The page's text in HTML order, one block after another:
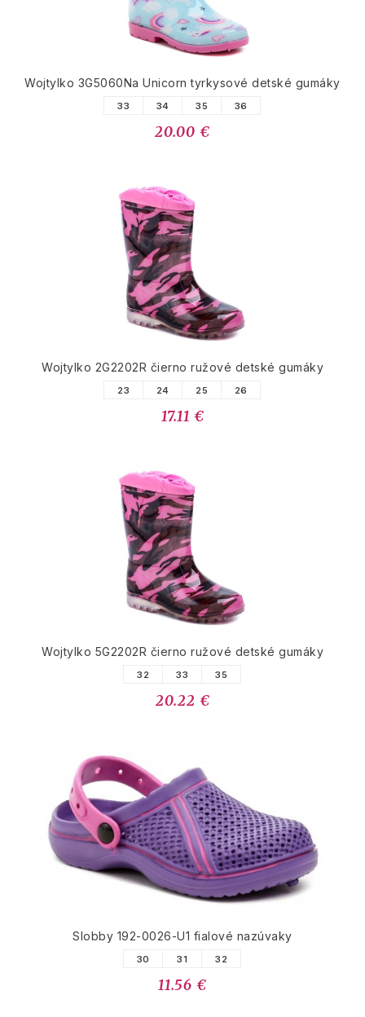
Wojtylko 3G5060Na Unicorn tyrkysové detské gumáky
33 34 35 36
20.00 €
Wojtylko 2G2202R čierno ružové detské gumáky
23 24 25 26
17.11 €
Wojtylko 5G2202R čierno ružové detské gumáky
32 33 35
20.22 €
Slobby 192-0026-U1 fialové nazúvaky
30 31 32
11.56 €